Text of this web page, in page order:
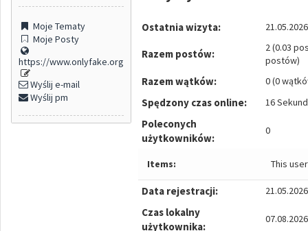
Moje Tematy
Moje Posty
https://www.onlyfake.org
Wyślij e-mail
Wyślij pm
Ostatnia wizyta:
Razem postów:
2 (0.03
postów)
Razem wątków: 0 (0
Spędzony czas online: 16 Sekund
Poleconych
użytkowników:
0
Items: This
Data rejestracji: 21.05.2026
Czas lokalny
użytkownika: